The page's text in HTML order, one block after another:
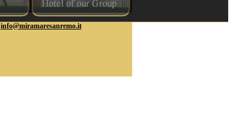
info@miramaresanremo.it